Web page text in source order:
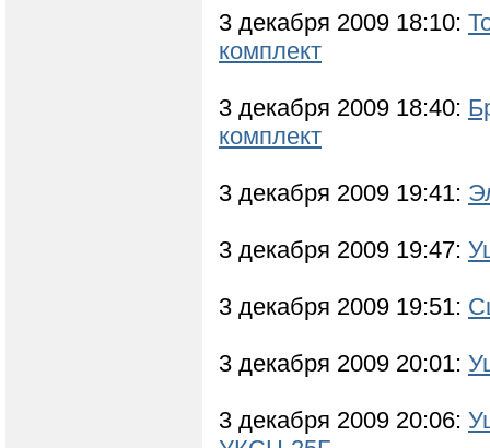
3 декабря 2009 18:10:
комплект
3 декабря 2009 18:40:
комплект
3 декабря 2009 19:41:
3 декабря 2009 19:47:
3 декабря 2009 19:51:
3 декабря 2009 20:01:
3 декабря 2009 20:06: